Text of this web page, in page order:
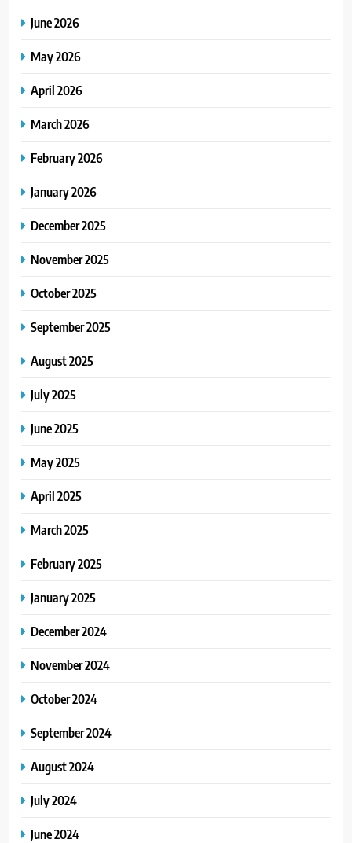
June 2026
May 2026
April 2026
March 2026
February 2026
January 2026
December 2025
November 2025
October 2025
September 2025
August 2025
July 2025
June 2025
May 2025
April 2025
March 2025
February 2025
January 2025
December 2024
November 2024
October 2024
September 2024
August 2024
July 2024
June 2024